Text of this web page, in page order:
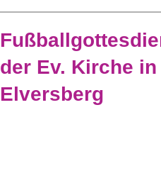
der Ev. Kirche
Elversberg